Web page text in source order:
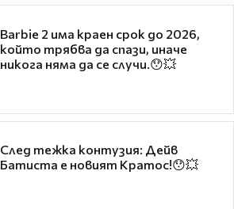
Barbie 2 има краен срок до 2026,
който трябва да спази, иначе
никога няма да се случи.😯💥
След тежка контузия: Дейв
Батиста е новият Кратос!😯💥